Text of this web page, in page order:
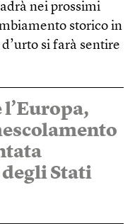
nei prossimi
storico in
si farà sentire
l’Europa,
Stati